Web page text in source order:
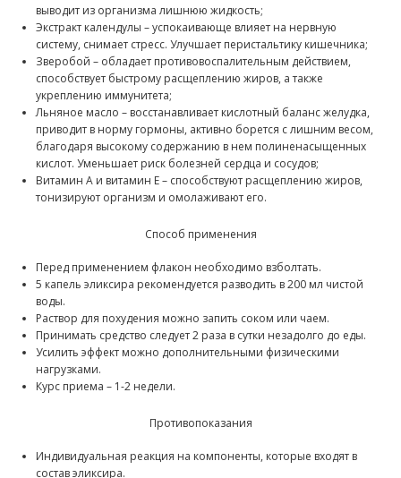
выводит из организма лишнюю жидкость;
Экстракт календулы – успокаивающе влияет на нервную
систему, снимает стресс. Улучшает перистальтику кишечника;
Зверобой – обладает противовоспалительным действием,
способствует быстрому расщеплению жиров, а также
укреплению иммунитета;
Льняное масло – восстанавливает кислотный баланс желудка,
приводит в норму гормоны, активно борется с лишним весом,
благодаря высокому содержанию в нем полиненасыщенных
кислот. Уменьшает риск болезней сердца и сосудов;
Витамин А и витамин Е – способствуют расщеплению жиров,
тонизируют организм и омолаживают его.
Способ применения
Перед применением флакон необходимо взболтать.
5 капель эликсира рекомендуется разводить в 200 мл чистой
воды.
Раствор для похудения можно запить соком или чаем.
Принимать средство следует 2 раза в сутки незадолго до еды.
Усилить эффект можно дополнительными физическими
нагрузками.
Курс приема – 1-2 недели.
Противопоказания
Индивидуальная реакция на компоненты, которые входят в
состав эликсира.